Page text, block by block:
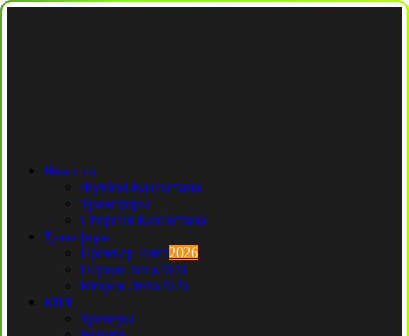
Новости
Футбол Казахстана
Трансферы
Сборная Казахстана
Трансферы
Премьер Лига2026
Первая лига2026
Вторая Лига2026
КПЛ
Тренеры